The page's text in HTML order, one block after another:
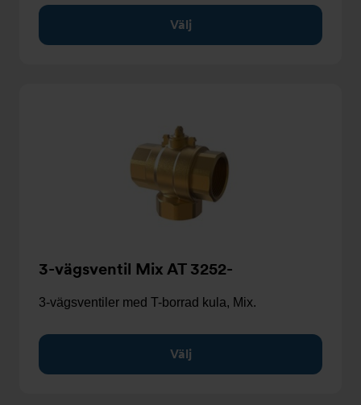
Välj
3-vägsventil Mix AT 3252-
3-vägsventiler med T-borrad kula, Mix.
Välj